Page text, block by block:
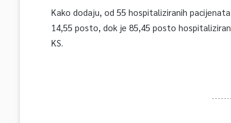
Kako dodaju, od 55 hospitaliziranih
14,55 posto, dok je 85,45 posto
KS.